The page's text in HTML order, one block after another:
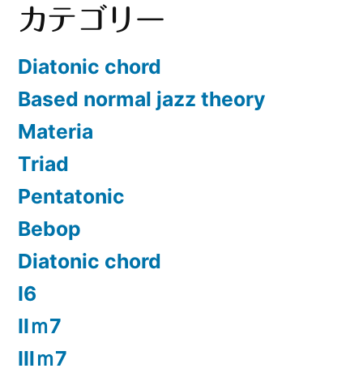
カテゴリー
Diatonic chord
Based normal jazz theory
Materia
Triad
Pentatonic
Bebop
Diatonic chord
Ⅰ6
Ⅱｍ7
Ⅲｍ7